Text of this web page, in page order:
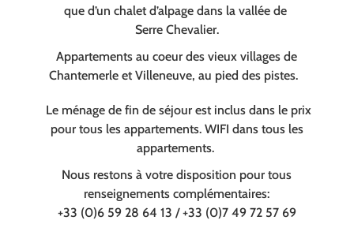
que d’un chalet d’alpage dans la vallée de
Serre Chevalier.
Appartements au coeur des vieux villages de
Chantemerle et Villeneuve, au pied des pistes.
Le ménage de fin de séjour est inclus dans le prix
pour tous les appartements. WIFI dans tous les
appartements.
Nous restons à votre disposition pour tous
renseignements complémentaires:
+33 (0)6 59 28 64 13 / +33 (0)7 49 72 57 69